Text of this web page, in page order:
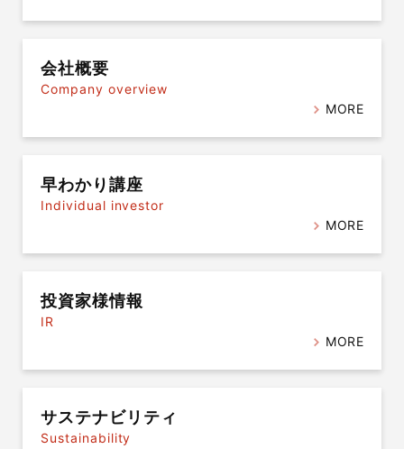
会社概要
Company overview
MORE
早わかり講座
Individual investor
MORE
投資家様情報
IR
MORE
サステナビリティ
Sustainability